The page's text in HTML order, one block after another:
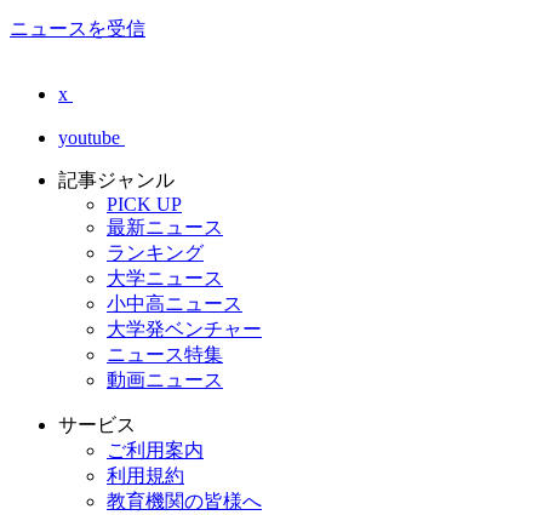
ニュースを受信
x
youtube
記事ジャンル
PICK UP
最新ニュース
ランキング
大学ニュース
小中高ニュース
大学発ベンチャー
ニュース特集
動画ニュース
サービス
ご利用案内
利用規約
教育機関の皆様へ